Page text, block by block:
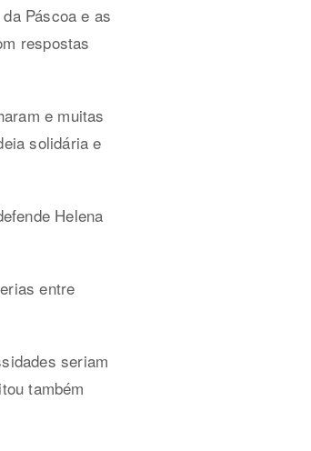
Páscoa e as
respostas
e muitas
solidária e
Helena
entre
seriam
também